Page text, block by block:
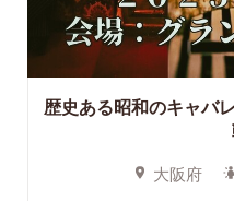
歴史ある昭和のキャバ
大阪府